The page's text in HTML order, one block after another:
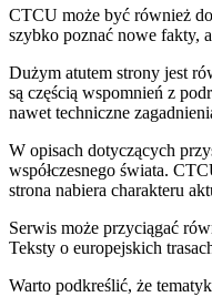
CTCU może być również
szybko poznać nowe fakty,
Dużym atutem strony jest
są częścią wspomnień z
nawet techniczne
W opisach dotyczących
współczesnego świata.
strona nabiera charakteru
Serwis może przyciągać
Teksty o europejskich
Warto podkreślić, że